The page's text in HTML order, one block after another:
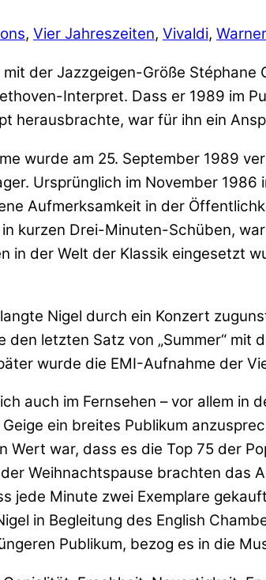
, Vier Jahreszeiten, Vivaldi,
der Jazzgeigen-Größe
Interpret. Dass er 1989 im
herausbrachte, war für ihn ein
wurde am 25. September 1989
Ursprünglich im November
Aufmerksamkeit in der
kurzen Drei-Minuten-Schüben,
in der Welt der Klassik eingesetzt
Nigel durch ein Konzert
den letzten Satz von „Summer“
wurde die EMI-Aufnahme der
auch im Fernsehen – vor allem in
ein breites Publikum
Wert war, dass es die Top 75 der
Weihnachtspause brachten das
jede Minute zwei Exemplare
in Begleitung des English
Publikum, bezog es in die